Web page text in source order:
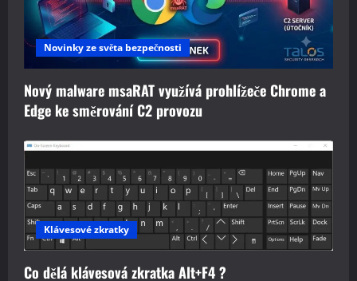
Novinky ze světa bezpečnosti
Nový malware msaRAT využívá prohlížeče Chrome a
Edge ke směrování C2 provozu
Klávesové zkratky
Co dělá klávesová zkratka Alt+F4 ?